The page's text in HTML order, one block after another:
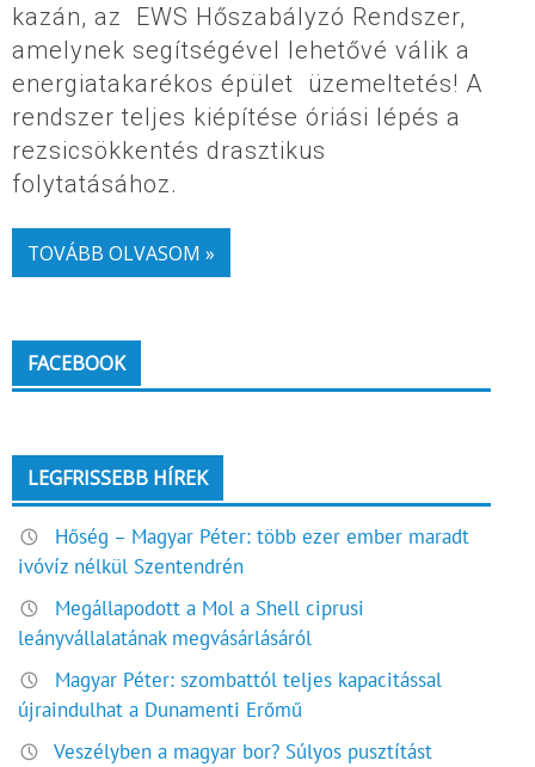
kazán, az EWS Hőszabályzó Rendszer,
amelynek segítségével lehetővé válik a
energiatakarékos épület üzemeltetés! A
rendszer teljes kiépítése óriási lépés a
rezsicsökkentés drasztikus
folytatásához.
TOVÁBB OLVASOM »
FACEBOOK
LEGFRISSEBB HÍREK
Hőség – Magyar Péter: több ezer ember maradt
ivóvíz nélkül Szentendrén
Megállapodott a Mol a Shell ciprusi
leányvállalatának megvásárlásáról
Magyar Péter: szombattól teljes kapacitással
újraindulhat a Dunamenti Erőmű
Veszélyben a magyar bor? Súlyos pusztítást